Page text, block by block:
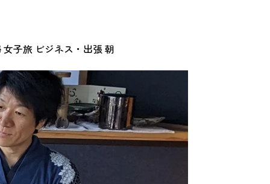
女子旅 ビジネス・出張朝